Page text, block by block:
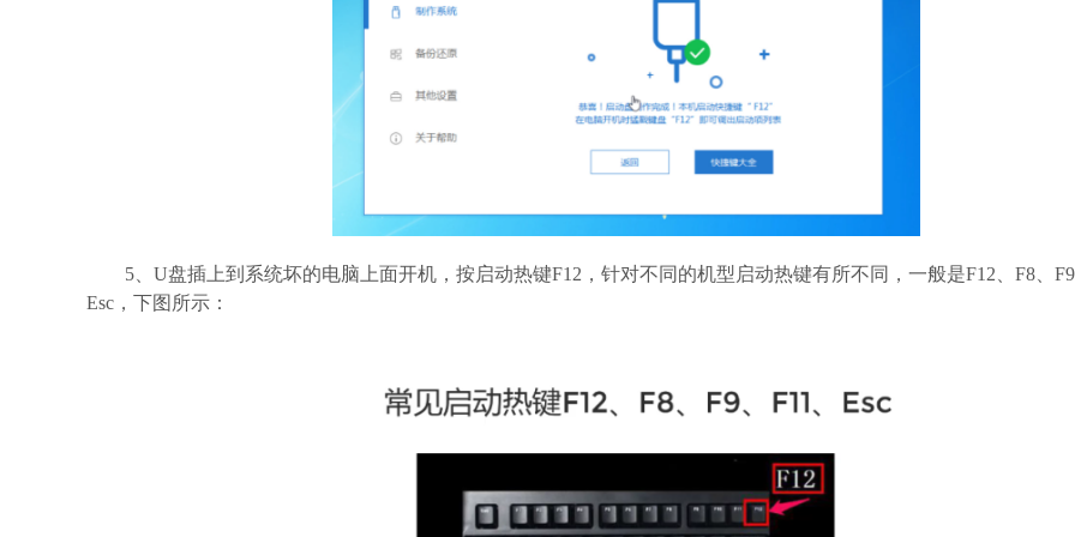
5、U盘插上到系统坏的电脑上面开机，按启动热键F12，针对不同的机型启动热键有所不同，一般是F12、F8、
Esc，下图所示：